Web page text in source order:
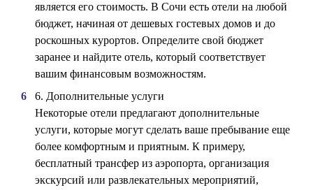
является его стоимость. В Сочи есть отели на любой
бюджет, начиная от дешевых гостевых домов и до
роскошных курортов. Определите свой бюджет
заранее и найдите отель, который соответствует
вашим финансовым возможностям.
6. Дополнительные услуги
Некоторые отели предлагают дополнительные
услуги, которые могут сделать ваше пребывание еще
более комфортным и приятным. К примеру,
бесплатный трансфер из аэропорта, организация
экскурсий или развлекательных мероприятий,